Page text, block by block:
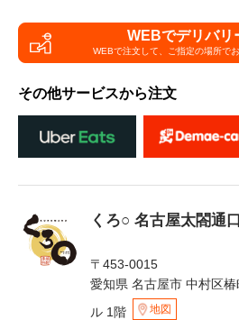
WEBでデリバリ
WEBで注文して、 ご指定の場所で
その他サービスから注文
くろ○ 名古屋太閤通
〒453-0015
愛知県 名古屋市 中村区
ル 1階
地図